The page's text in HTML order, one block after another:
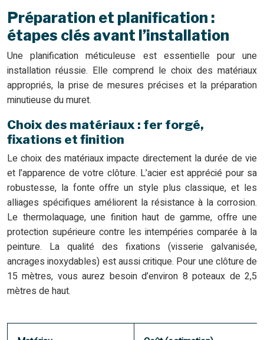
Préparation et planification :
étapes clés avant l’installation
Une planification méticuleuse est essentielle pour une
installation réussie. Elle comprend le choix des matériaux
appropriés, la prise de mesures précises et la préparation
minutieuse du muret.
Choix des matériaux : fer forgé,
fixations et finition
Le choix des matériaux impacte directement la durée de vie
et l’apparence de votre clôture. L’acier est apprécié pour sa
robustesse, la fonte offre un style plus classique, et les
alliages spécifiques améliorent la résistance à la corrosion.
Le thermolaquage, une finition haut de gamme, offre une
protection supérieure contre les intempéries comparée à la
peinture. La qualité des fixations (visserie galvanisée,
ancrages inoxydables) est aussi critique. Pour une clôture de
15 mètres, vous aurez besoin d’environ 8 poteaux de 2,5
mètres de haut.